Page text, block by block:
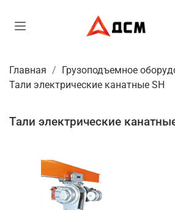
Главная Грузоподъемное
Тали электрические канатные SH
Тали электрические